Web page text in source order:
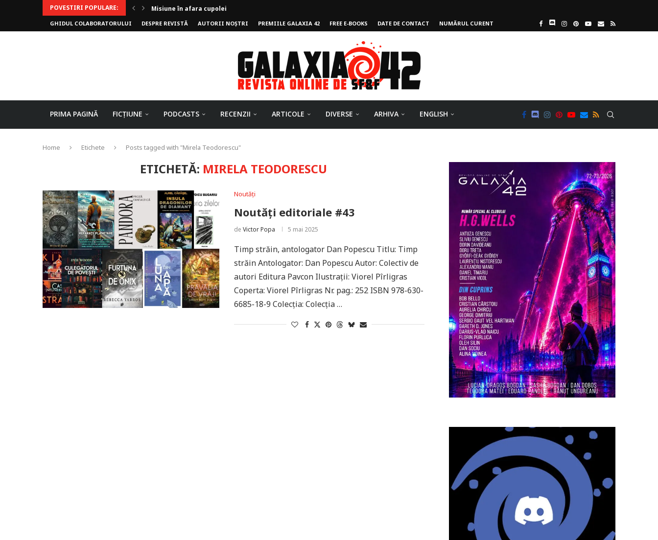
POVESTIRI POPULARE:
Alergarea de seară
Biblioteca lui Pavel
Rejuvenare
Falia
Arhivele Dincolo-Timpului
Axa lui Heron
Jumătatea goală
GHIDUL COLABORATORULUI DESPRE REVISTĂ AUTORII NOȘTRI PREMIILE GALAXIA 42 FREE E-BOOKS DATE DE CONTACT NUMĂRUL CURENT
PRIMA PAGINĂ FICȚIUNE PODCASTS RECENZII ARTICOLE DIVERSE ARHIVA ENGLISH
Home Etichete Posts tagged with "Mirela Teodorescu"
ETICHETĂ: MIRELA TEODORESCU
Noutăți
Noutăți editoriale #43
de Victor Popa 5 mai 2025
Timp străin, antologator Dan Popescu Titlu: Timp
străin Antologator: Dan Popescu Autor: Colectiv de
autori Editura Pavcon Ilustrații: Viorel Pîrligras
Coperta: Viorel Pîrligras Nr. pag.: 252 ISBN 978-630-
6685-18-9 Colecția: Colecția …